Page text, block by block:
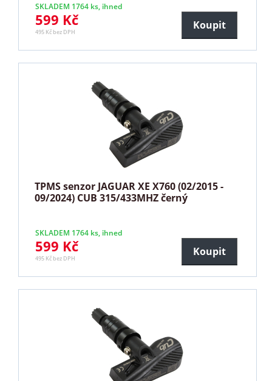
SKLADEM 1764 ks, ihned
599 Kč
495 Kč bez DPH
Koupit
TPMS senzor JAGUAR XE X760 (02/2015 -
09/2024) CUB 315/433MHZ černý
SKLADEM 1764 ks, ihned
599 Kč
495 Kč bez DPH
Koupit